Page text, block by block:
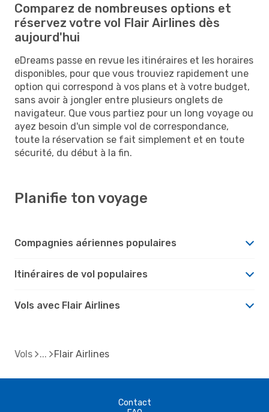
Comparez de nombreuses options et
réservez votre vol Flair Airlines dès
aujourd'hui
eDreams passe en revue les itinéraires et les horaires
disponibles, pour que vous trouviez rapidement une
option qui correspond à vos plans et à votre budget,
sans avoir à jongler entre plusieurs onglets de
navigateur. Que vous partiez pour un long voyage ou
ayez besoin d'un simple vol de correspondance,
toute la réservation se fait simplement et en toute
sécurité, du début à la fin.
Planifie ton voyage
Compagnies aériennes populaires
Itinéraires de vol populaires
Vols avec Flair Airlines
Vols Flair Airlines
Contact